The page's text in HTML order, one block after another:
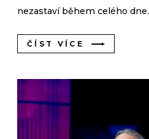
nezastaví během celého dne.
ČÍST VÍCE